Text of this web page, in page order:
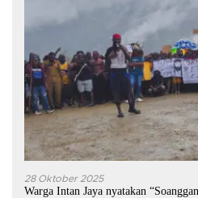
28 Oktober 2025
Warga Intan Jaya nyatakan